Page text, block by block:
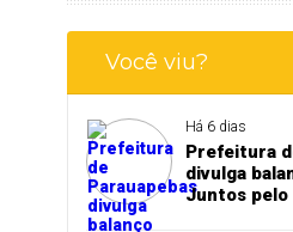
Você viu?
Há 6 dias
Prefeitura
divulga
Juntos pelo